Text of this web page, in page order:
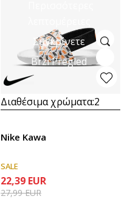
Συγκρίνετε
Brzi Pregled
Διαθέσιμα χρώματα:2
Nike Kawa
SALE
22,39 EUR
27,99EUR